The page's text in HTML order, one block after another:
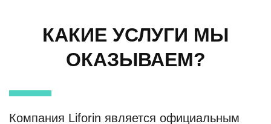
КАКИЕ УСЛУГИ МЫ
ОКАЗЫВАЕМ?
Компания Liforin является официальным